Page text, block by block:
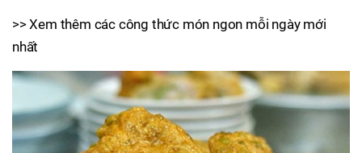
>> Xem thêm các công thức món ngon mỗi ngày mới
nhất